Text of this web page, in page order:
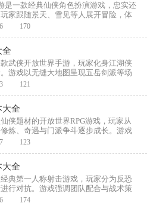
是一款经典仙侠角色扮演游戏，忠实还
家跟随景天、雪见等人展开冒险，体
斗等经典玩法。高清重制场景与配
170
全
款武侠开放世界手游，玩家化身江湖侠
游戏以无缝大地图呈现五岳剑派等场
漂与崖壁飞檐。门派争斗、奇遇武学
121
大全
侠题材的开放世界RPG游戏，玩家从
炼、奇遇与门派争斗逐步成长。游戏
术战斗，动态天气影响功法效果，多
123
大全
经典第一人称射击游戏，玩家分为反恐
行对抗。游戏强调团队配合与战术策
质救援等模式。精准的枪械手感和竞
174